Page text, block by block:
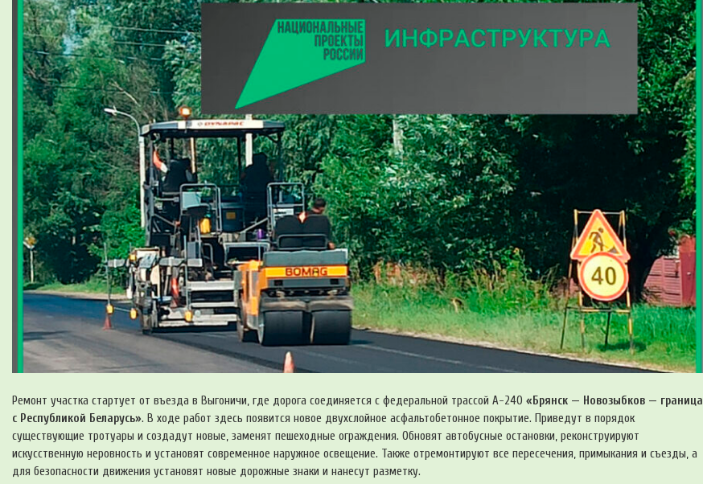
Ремонт участка стартует от въезда в Выгоничи, где дорога соединяется с федеральной трассой А-240 «Брянск — Новозыбков — граница
с Республикой Беларусь». В ходе работ здесь появится новое двухслойное асфальтобетонное покрытие. Приведут в порядок
существующие тротуары и создадут новые, заменят пешеходные ограждения. Обновят автобусные остановки, реконструируют
искусственную неровность и установят современное наружное освещение. Также отремонтируют все пересечения, примыкания и съезды, а
для безопасности движения установят новые дорожные знаки и нанесут разметку.